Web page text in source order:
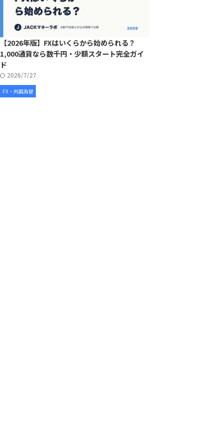
【2026年版】FXはいくらから始められる？
1,000通貨なら数千円・少額スタート完全ガイ
ド
2026/7/27
FX・外国為替